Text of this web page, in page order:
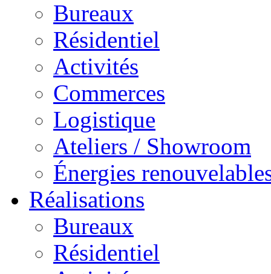
Bureaux
Résidentiel
Activités
Commerces
Logistique
Ateliers / Showroom
Énergies
Réalisations
Bureaux
Résidentiel